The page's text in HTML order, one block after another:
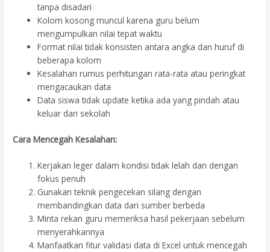
tanpa disadari
Kolom kosong muncul karena guru belum
mengumpulkan nilai tepat waktu
Format nilai tidak konsisten antara angka dan huruf di
beberapa kolom
Kesalahan rumus perhitungan rata-rata atau peringkat
mengacaukan data
Data siswa tidak update ketika ada yang pindah atau
keluar dari sekolah
Cara Mencegah Kesalahan:
Kerjakan leger dalam kondisi tidak lelah dan dengan
fokus penuh
Gunakan teknik pengecekan silang dengan
membandingkan data dari sumber berbeda
Minta rekan guru memeriksa hasil pekerjaan sebelum
menyerahkannya
Manfaatkan fitur validasi data di Excel untuk mencegah